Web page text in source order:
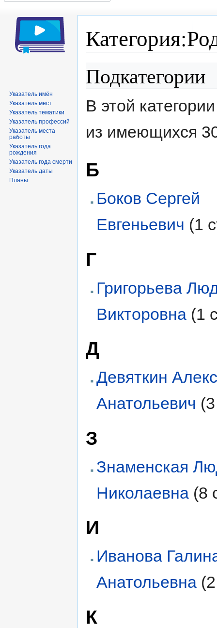
навигации
поиску
Подкатегории
В этой
из имеющихся
Б
Боков Сергей
Евгеньевич (1
Г
Григорьева
Викторовна (1
Д
Девяткин
Анатольевич
З
Знаменская
Николаевна (8
И
Иванова
Анатольевна
К
Указатель имён
Указатель мест
Указатель тематики
Указатель профессий
Указатель места
работы
Указатель года
рождения
Указатель года смерти
Указатель даты
Планы